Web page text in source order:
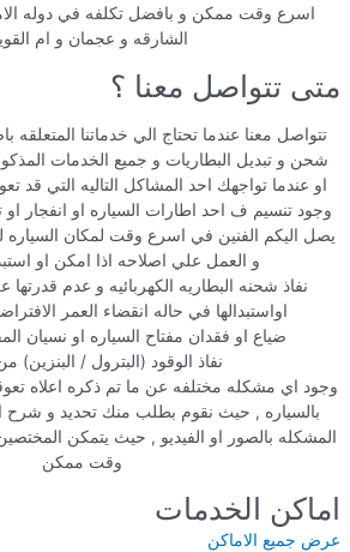
اسرع وقت ممكن و بافضل تكلفه في دوله
الشارقه و عجمان و ام
متى تتواصل معنا ؟
تتواصل معنا عندما تحتاج الي خدماتنا المتعلقه
شحن و تبديل البطاريات و جميع الخدمات
او عندما تواجهك احد المشاكل التاليه التي قد
وجود تنسيم ف احد اطارات السياره او انفجار
يصل اليكم الفنين في اسرع وقت لمكان
و العمل علي اصلاحه اذا امكن او
نفاذ شحنه البطاريه الكهربائيه و عدم
اواستبدالها في حاله انقضاء العمر
ضياع او فقدان مفتاح السياره او نسيان
نفاذ الوقود (البترول / البنزين)
وجود اي مشكله مختلفه عن ما تم ذكره اعلاه
بالسياره , حيث نقوم بطلب منك تحديد و شرح
المشكله بالصور او الفيديو , حيث يتمكن
وقت ممكن
اماكن الخدمات
عرض جميع الاماكن